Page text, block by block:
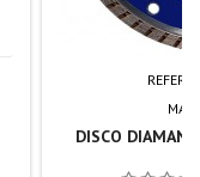
DISCO